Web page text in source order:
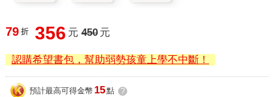
79 折 356 元 450 元
認購希望書包，幫助弱勢孩童上學不中斷！
預計最高可得金幣 15點 ?